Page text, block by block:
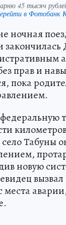
45 тысяч
в Фотобанк
ночная
прав и
пока
Табуны
новую
места